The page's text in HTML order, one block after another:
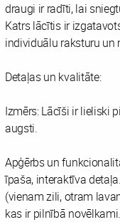
draugi ir radīti, lai
Katrs lācītis ir
individuālu raksturu un
Detaļas un kvalitāte:
Izmērs: Lācīši ir lieliski
augsti.
Apģērbs un
īpaša, interaktīva
(vienam zili, otram
kas ir pilnībā